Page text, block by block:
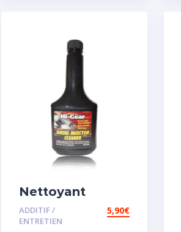
Nettoyant
injecteur diesel
ADDITIF /
ENTRETIEN
5,90€